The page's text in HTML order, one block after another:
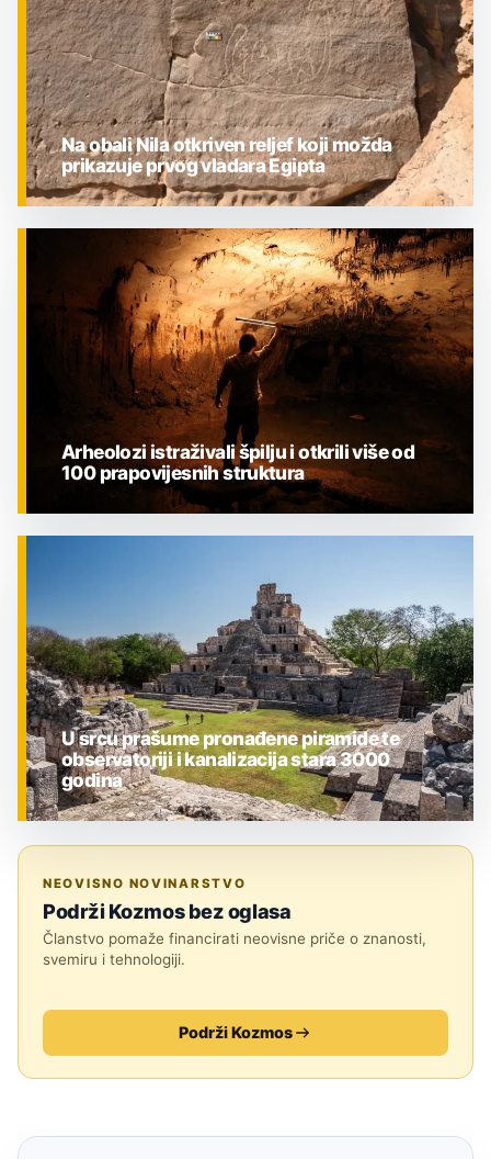
ZNANOST
Na obali Nila otkriven reljef koji možda
prikazuje prvog vladara Egipta
Arheolozi istraživali špilju i otkrili više od
100 prapovijesnih struktura
U srcu prašume pronađene piramide te
observatoriji i kanalizacija stara 3000
godina
NEOVISNO NOVINARSTVO
Podrži Kozmos bez oglasa
Članstvo pomaže financirati neovisne priče o znanosti,
svemiru i tehnologiji.
Podrži Kozmos